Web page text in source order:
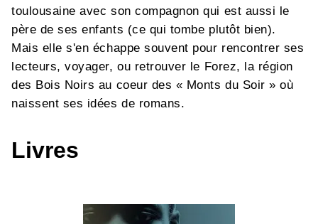
toulousaine avec son compagnon qui est aussi le
père de ses enfants (ce qui tombe plutôt bien).
Mais elle s'en échappe souvent pour rencontrer ses
lecteurs, voyager, ou retrouver le Forez, la région
des Bois Noirs au coeur des « Monts du Soir » où
naissent ses idées de romans.
Livres